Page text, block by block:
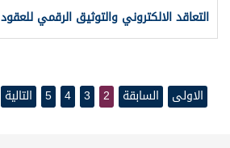
التعاقد الالكتروني والتوثيق الرقمي للعقود
الاولى السابقة 2
3
4
5 التالية